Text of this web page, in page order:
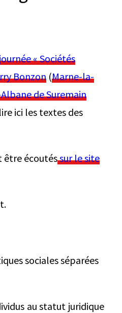
« Sociétés
Bonzon (Marne-la-
de Suremain
ici les textes des
être écoutéssur le site
sociales séparées
au statut juridique